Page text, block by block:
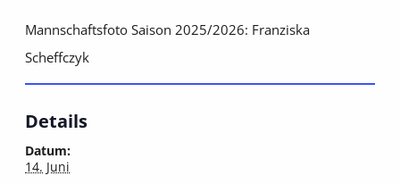
Mannschaftsfoto Saison 2025/2026: Franziska
Scheffczyk
Details
Datum:
14. Juni